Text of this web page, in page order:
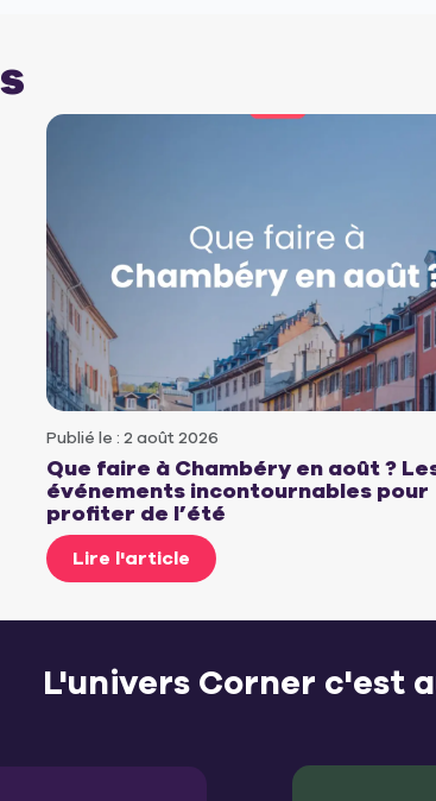
Publié le : 2 août 2026
Que faire à Chambéry en août ?
événements incontournables pour
profiter de l’été
Lire l'article
L'univers Corner c'est